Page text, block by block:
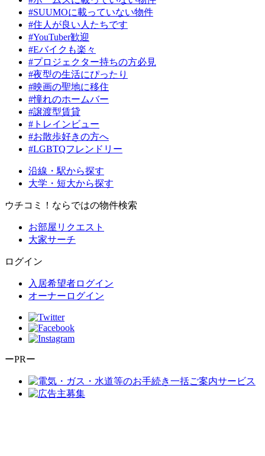
#SUUMOに載っていない物件
#住人が良い人たちです
#YouTuber歓迎
#Eバイクも楽々
#プロジェクター持ちの方必見
#夜型の生活にぴったり
#映画の聖地に移住
#憧れのホームバー
#譲渡型賃貸
#トレインビュー
#お散歩好きの方へ
#LGBTQフレンドリー
沿線・駅から探す
大学・短大から探す
ウチコミ！ならではの物件検索
お部屋リクエスト
大家サーチ
ログイン
入居希望者ログイン
オーナーログイン
ーPRー